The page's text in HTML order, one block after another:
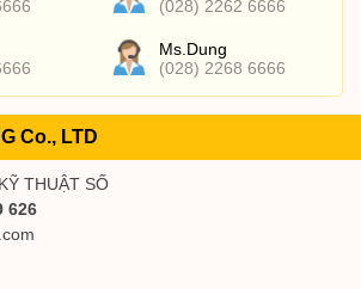
(028) 2262 6666
Ms.Dung
(028) 2268 6666
Co., LTD
THUẬT SỐ
626